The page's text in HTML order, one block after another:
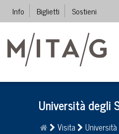
Info Biglietti Sostieni
Università degli
Visita